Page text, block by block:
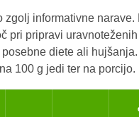
zgolj informativne narave.
pri pripravi
diete ali
100 g jedi ter na porcijo.